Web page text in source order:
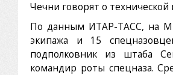
Чечни говорят о технической
По данным ИТАР-ТАСС, на
экипажа и 15
подполковник из штаба
командир роты спецназа.